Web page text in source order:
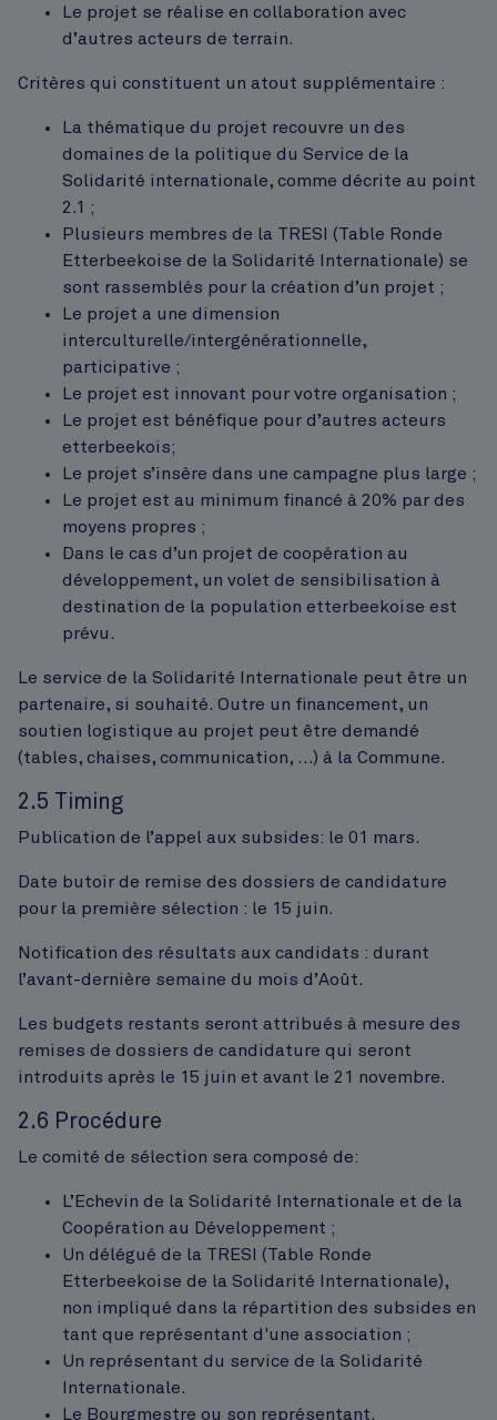
Le projet se réalise en collaboration avec
d’autres acteurs de terrain.
Critères qui constituent un atout supplémentaire :
La thématique du projet recouvre un des
domaines de la politique du Service de la
Solidarité internationale, comme décrite au point
2.1 ;
Plusieurs membres de la TRESI (Table Ronde
Etterbeekoise de la Solidarité Internationale) se
sont rassemblés pour la création d’un projet ;
Le projet a une dimension
interculturelle/intergénérationnelle,
participative ;
Le projet est innovant pour votre organisation ;
Le projet est bénéfique pour d’autres acteurs
etterbeekois;
Le projet s’insère dans une campagne plus large ;
Le projet est au minimum financé à 20% par des
moyens propres ;
Dans le cas d’un projet de coopération au
développement, un volet de sensibilisation à
destination de la population etterbeekoise est
prévu.
Le service de la Solidarité Internationale peut être un
partenaire, si souhaité. Outre un financement, un
soutien logistique au projet peut être demandé
(tables, chaises, communication, …) à la Commune.
2.5 Timing
Publication de l’appel aux subsides: le 01 mars.
Date butoir de remise des dossiers de candidature
pour la première sélection : le 15 juin.
Notification des résultats aux candidats : durant
l’avant-dernière semaine du mois d’Août.
Les budgets restants seront attribués à mesure des
remises de dossiers de candidature qui seront
introduits après le 15 juin et avant le 21 novembre.
2.6 Procédure
Le comité de sélection sera composé de:
L’Echevin de la Solidarité Internationale et de la
Coopération au Développement ;
Un délégué de la TRESI (Table Ronde
Etterbeekoise de la Solidarité Internationale),
non impliqué dans la répartition des subsides en
tant que représentant d'une association ;
Un représentant du service de la Solidarité
Internationale.
Le Bourgmestre ou son représentant.